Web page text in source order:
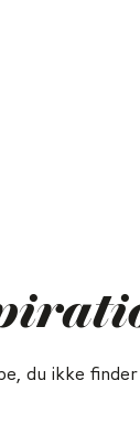
du ikke